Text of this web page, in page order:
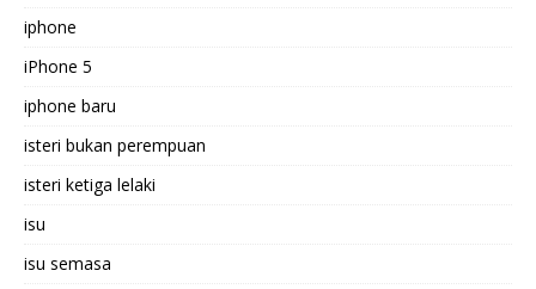
iphone
iPhone 5
iphone baru
isteri bukan perempuan
isteri ketiga lelaki
isu
isu semasa